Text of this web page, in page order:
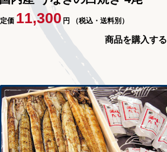
定価 11,300 円 （税込・送料別）
商品を購入する